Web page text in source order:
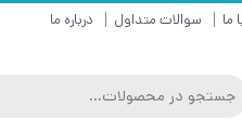
ما سوالات متداول درباره ما